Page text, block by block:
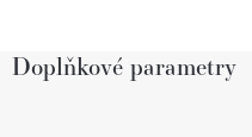
Doplňkové parametry